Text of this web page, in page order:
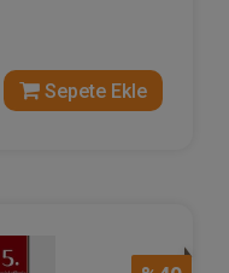
Sepete Ekle